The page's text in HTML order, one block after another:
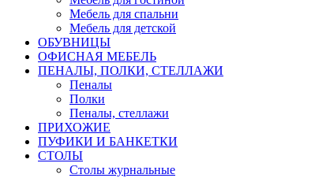
Мебель для спальни
Мебель для детской
ОБУВНИЦЫ
ОФИСНАЯ МЕБЕЛЬ
ПЕНАЛЫ, ПОЛКИ, СТЕЛЛАЖИ
Пеналы
Полки
Пеналы, стеллажи
ПРИХОЖИЕ
ПУФИКИ И БАНКЕТКИ
СТОЛЫ
Столы журнальные